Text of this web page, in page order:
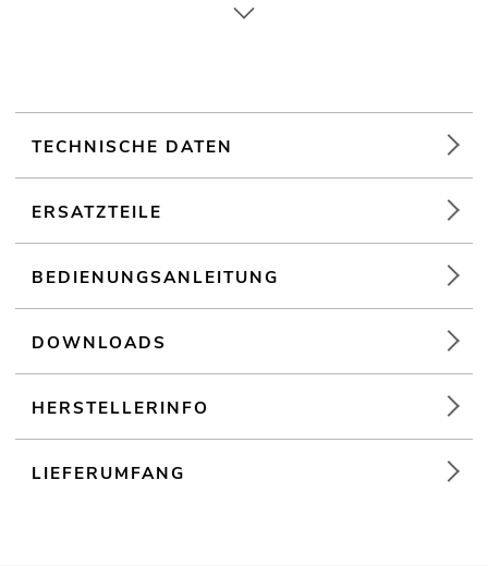
Crossfader zum Überblenden zwischen den Phono/Line-
Tischpultgehäuse
Für Anwendungsgebiete wie zum Beispiel: Partykeller; Mobile
DJs / Alleinunterhalter; mobilen Einsatz
TECHNISCHE DATEN
ERSATZTEILE
BEDIENUNGSANLEITUNG
DOWNLOADS
HERSTELLERINFO
LIEFERUMFANG